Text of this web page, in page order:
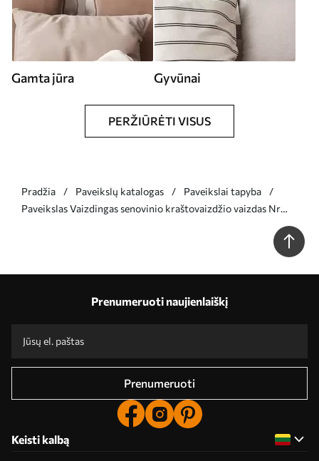
Gamta jūra Gyvūnai
PERŽIŪRĖTI VISUS
Pradžia Paveikslų katalogas
Paveikslai tapyba
Paveikslas Vaizdingas senovinio kraštovaizdžio vaizdas Nr
Prenumeruoti naujienlaiškį
Prenumeruoti
Keisti kalbą